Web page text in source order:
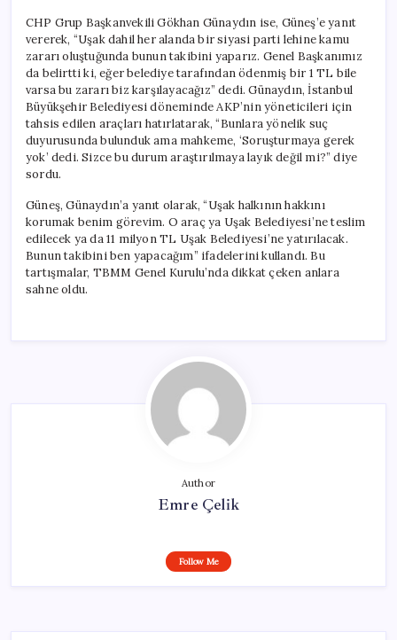
CHP Grup Başkanvekili Gökhan Günaydın ise, Güneş’e yanıt
vererek, “Uşak dahil her alanda bir siyasi parti lehine kamu
zararı oluştuğunda bunun takibini yaparız. Genel Başkanımız
da belirtti ki, eğer belediye tarafından ödenmiş bir 1 TL bile
varsa bu zararı biz karşılayacağız” dedi. Günaydın, İstanbul
Büyükşehir Belediyesi döneminde AKP’nin yöneticileri için
tahsis edilen araçları hatırlatarak, “Bunlara yönelik suç
duyurusunda bulunduk ama mahkeme, ‘Soruşturmaya gerek
yok’ dedi. Sizce bu durum araştırılmaya layık değil mi?” diye
sordu.
Güneş, Günaydın’a yanıt olarak, “Uşak halkının hakkını
korumak benim görevim. O araç ya Uşak Belediyesi’ne teslim
edilecek ya da 11 milyon TL Uşak Belediyesi’ne yatırılacak.
Bunun takibini ben yapacağım” ifadelerini kullandı. Bu
tartışmalar, TBMM Genel Kurulu’nda dikkat çeken anlara
sahne oldu.
Author
Emre Çelik
Follow Me